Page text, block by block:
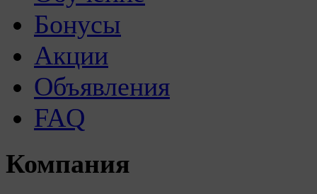
Бонусы
Акции
Объявления
FAQ
Компания